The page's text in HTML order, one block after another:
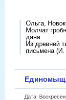
Ольга,
Молчат
дана:
Из древней
письмена (И.
Дата: